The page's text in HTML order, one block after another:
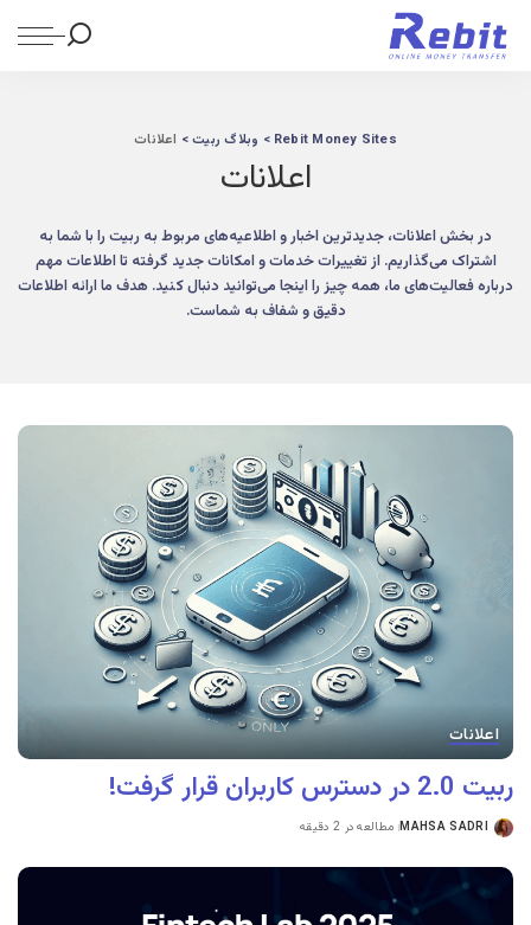
Rebit Money Sites
> وبلاگ ربیت> اعلانات
اعلانات
در بخش اعلانات، جدیدترین اخبار و اطلاعیه‌های مربوط به ربیت را با شما به
اشتراک می‌گذاریم. از تغییرات خدمات و امکانات جدید گرفته تا اطلاعات مهم
درباره فعالیت‌های ما، همه چیز را اینجا می‌توانید دنبال کنید. هدف ما ارائه اطلاعات
دقیق و شفاف به شماست.
اعلانات
ربیت 2.0 در دسترس کاربران قرار گرفت!
MAHSA SADRI مطالعه در 2 دقیقه